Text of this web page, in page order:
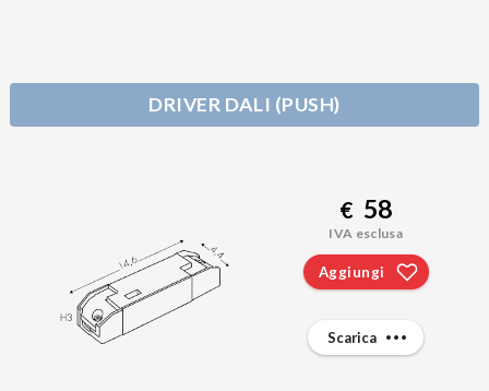
DRIVER DALI (PUSH)
€ 58
IVA esclusa
Aggiungi
Scarica